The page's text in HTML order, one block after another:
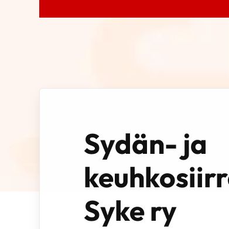
Sydän- ja
Syke ry